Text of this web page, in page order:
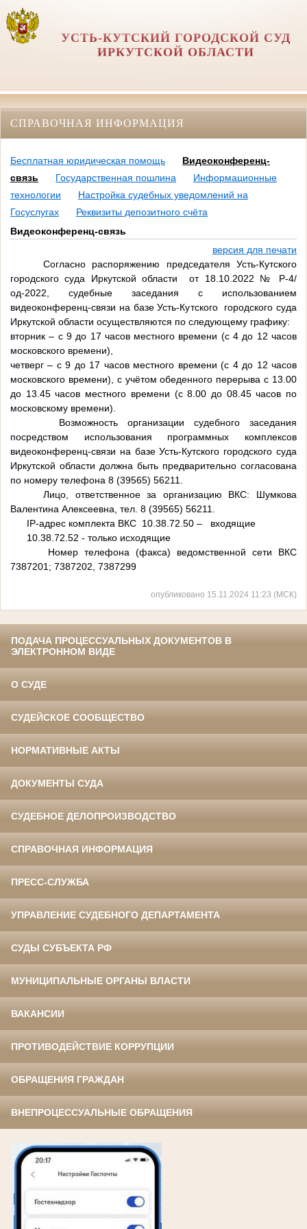
УСТЬ-КУТСКИЙ ГОРОДСКОЙ СУД
ИРКУТСКОЙ ОБЛАСТИ
СПРАВОЧНАЯ ИНФОРМАЦИЯ
Бесплатная юридическая помощь
Видеоконференц-
связь
Государственная пошлина
Информационные
технологии
Настройка судебных уведомлений на
Госуслугах
Реквизиты депозитного счёта
Видеоконференц-связь
версия для печати
Согласно распоряжению председателя Усть-Кутского
городского суда Иркутской области от 18.10.2022 № Р-4/
од-2022, судебные заседания с использованием
видеоконференц-связи на базе Усть-Кутского городского суда
Иркутской области осуществляются по следующему графику:
вторник – с 9 до 17 часов местного времени (с 4 до 12 часов
московского времени),
четверг – с 9 до 17 часов местного времени (с 4 до 12 часов
московского времени), с учётом обеденного перерыва с 13.00
до 13.45 часов местного времени (с 8.00 до 08.45 часов по
московскому времени).
Возможность организации судебного заседания
посредством использования программных комплексов
видеоконференц-связи на базе Усть-Кутского городского суда
Иркутской области должна быть предварительно согласована
по номеру телефона 8 (39565) 56211.
Лицо, ответственное за организацию ВКС: Шумкова
Валентина Алексеевна, тел. 8 (39565) 56211.
IP-адрес комплекта ВКС 10.38.72.50 – входящие
10.38.72.52 - только исходящие
Номер телефона (факса) ведомственной сети ВКС
7387201; 7387202, 7387299
опубликовано 15.11.2024 11:23 (МСК)
ПОДАЧА ПРОЦЕССУАЛЬНЫХ ДОКУМЕНТОВ В
ЭЛЕКТРОННОМ ВИДЕ
О СУДЕ
СУДЕЙСКОЕ СООБЩЕСТВО
НОРМАТИВНЫЕ АКТЫ
ДОКУМЕНТЫ СУДА
СУДЕБНОЕ ДЕЛОПРОИЗВОДСТВО
СПРАВОЧНАЯ ИНФОРМАЦИЯ
ПРЕСС-СЛУЖБА
УПРАВЛЕНИЕ СУДЕБНОГО ДЕПАРТАМЕНТА
СУДЫ СУБЪЕКТА РФ
МУНИЦИПАЛЬНЫЕ ОРГАНЫ ВЛАСТИ
ВАКАНСИИ
ПРОТИВОДЕЙСТВИЕ КОРРУПЦИИ
ОБРАЩЕНИЯ ГРАЖДАН
ВНЕПРОЦЕССУАЛЬНЫЕ ОБРАЩЕНИЯ